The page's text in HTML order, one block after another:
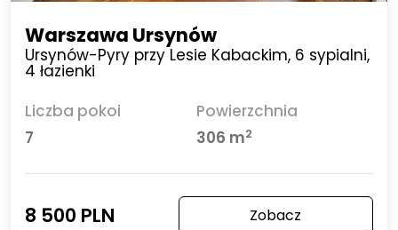
Warszawa Ursynów
Ursynów-Pyry przy Lesie Kabackim, 6 sypialni,
4 łazienki
Liczba pokoi
7
Powierzchnia
306 m2
8 500 PLN Zobacz